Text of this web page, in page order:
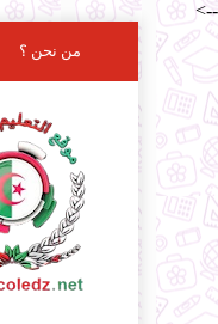
-->
من نحن ؟